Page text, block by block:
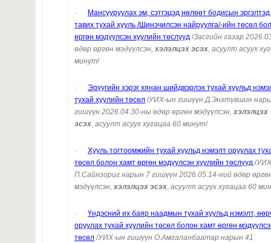
· Мансууруулах эм, сэтгэцэд нөлөөт бодисын
тавих тухай хууль /Шинэчилсэн найруулга/-ийн төсөл
өргөн мэдүүлсэн хуулийн төслүүд /Засгийн газар
өдөр өргөн мэдүүлсэн, хэлэлцэх эсэх асуулт асуух
минут/
· Эрүүгийн хэрэг хянан шийдвэрлэх тухай хуульд
тухай хуулийн төсөл /УИХ-ын гишүүн Д.Энхтүвшин
гишүүн 2026.04.30-ны өдөр өргөн мэдүүлсэн, хэлэлцэх
эсэх асуулт асуух хугацаа 60 минут/
· Хууль тогтоомжийн тухай хуульд нэмэлт оруулах
төсөл болон хамт өргөн мэдүүлсэн хуулийн төслүүд /
П.Сайнзориг нарын 7 гишүүн 2026.05.14-ний өдөр
мэдүүлсэн, хэлэлцэх эсэх асуулт асуух хугацаа 60
· Үндэсний их баяр наадмын тухай хуульд нэмэлт,
оруулах тухай хуулийн төсөл болон хамт өргөн
төсөл /УИХ-ын гишүүн О.Амгаланбаатар нарын 41